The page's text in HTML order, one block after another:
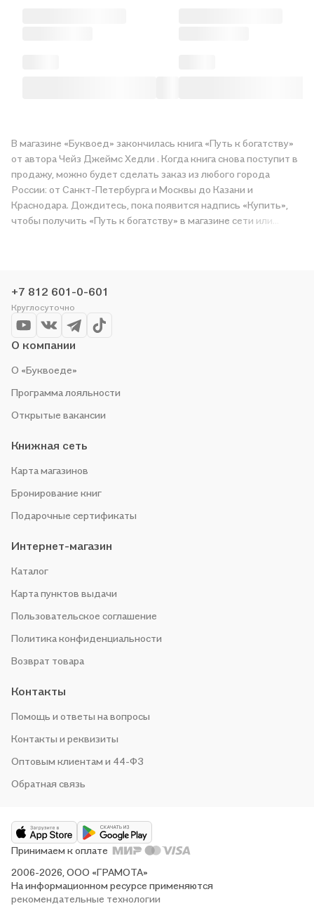
В магазине «Буквоед» закончилась книга «Путь к богатству»
от автора Чейз Джеймс Хедли . Когда книга снова поступит в
продажу, можно будет сделать заказ из любого города
России: от Санкт-Петербурга и Москвы до Казани и
Краснодара. Дождитесь, пока появится надпись «Купить»,
чтобы получить «Путь к богатству» в магазине сети или
+7 812 601-0-601
Круглосуточно
О компании
О «Буквоеде»
Программа лояльности
Открытые вакансии
Книжная сеть
Карта магазинов
Бронирование книг
Подарочные сертификаты
Интернет-магазин
Каталог
Карта пунктов выдачи
Пользовательское соглашение
Политика конфиденциальности
Возврат товара
Контакты
Помощь и ответы на вопросы
Контакты и реквизиты
Оптовым клиентам и 44-ФЗ
Обратная связь
2006-2026, ООО «ГРАМОТА»
На информационном ресурсе применяются
рекомендательные технологии
Принимаем к оплате